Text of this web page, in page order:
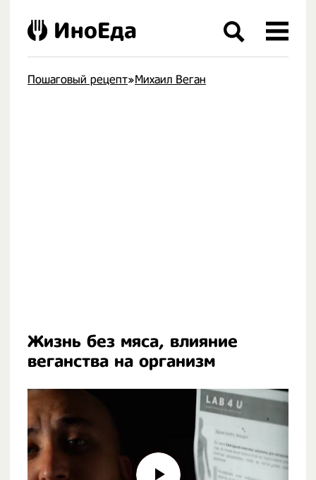
Пошаговый рецепт»Михаил Веган
Жизнь без мяса, влияние
веганства на организм
ИноЕда